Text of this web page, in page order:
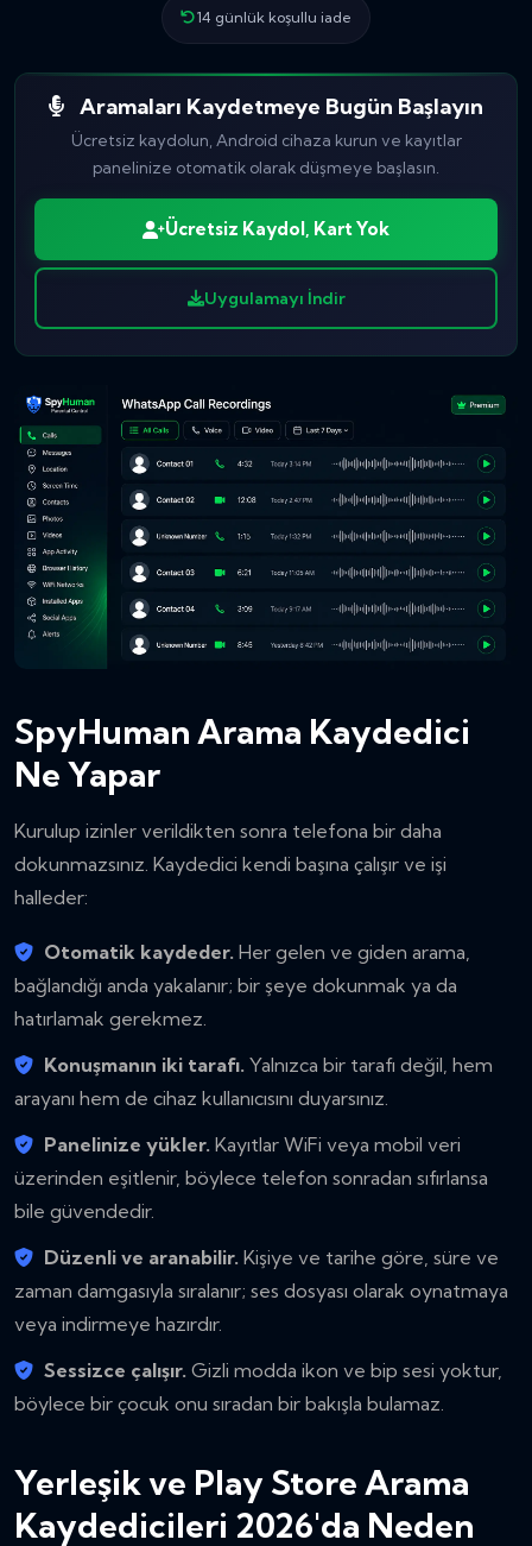
14 günlük koşullu iade
Aramaları Kaydetmeye Bugün Başlayın
Ücretsiz kaydolun, Android cihaza kurun ve kayıtlar
panelinize otomatik olarak düşmeye başlasın.
Ücretsiz Kaydol, Kart Yok
Uygulamayı İndir
SpyHuman Arama Kaydedici
Ne Yapar
Kurulup izinler verildikten sonra telefona bir daha
dokunmazsınız. Kaydedici kendi başına çalışır ve işi
halleder:
Otomatik kaydeder. Her gelen ve giden arama,
bağlandığı anda yakalanır; bir şeye dokunmak ya da
hatırlamak gerekmez.
Konuşmanın iki tarafı. Yalnızca bir tarafı değil, hem
arayanı hem de cihaz kullanıcısını duyarsınız.
Panelinize yükler. Kayıtlar WiFi veya mobil veri
üzerinden eşitlenir, böylece telefon sonradan sıfırlansa
bile güvendedir.
Düzenli ve aranabilir. Kişiye ve tarihe göre, süre ve
zaman damgasıyla sıralanır; ses dosyası olarak oynatmaya
veya indirmeye hazırdır.
Sessizce çalışır. Gizli modda ikon ve bip sesi yoktur,
böylece bir çocuk onu sıradan bir bakışla bulamaz.
Yerleşik ve Play Store Arama
Kaydedicileri 2026'da Neden